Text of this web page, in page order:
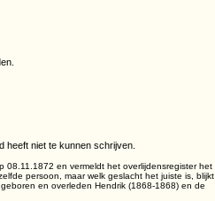
heeft niet te kunnen schrijven.
08.11.1872 en vermeldt het overlijdensregister het
persoon, maar welk geslacht het juiste is, blijkt
en overleden Hendrik (1868-1868) en de